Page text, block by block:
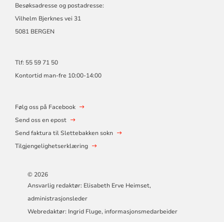
Besøksadresse og postadresse:
Vilhelm Bjerknes vei 31
5081 BERGEN
Tlf: 55 59 71 50
Kontortid man-fre 10:00-14:00
Følg oss på Facebook
Send oss en epost
Send faktura til Slettebakken sokn
Tilgjengelighetserklæring
© 2026
Ansvarlig redaktør: Elisabeth Erve Heimset,
administrasjonsleder
Webredaktør: Ingrid Fluge, informasjonsmedarbeider